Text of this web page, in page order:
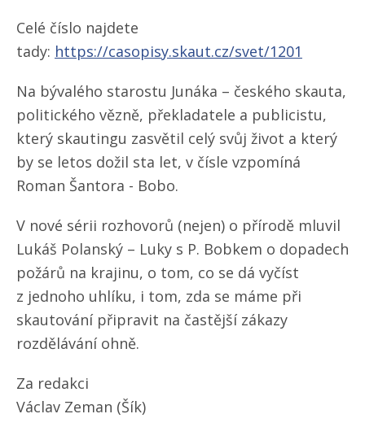
Celé číslo najdete
tady: https://casopisy.skaut.cz/​svet/​1201
Na bývalého starostu Junáka – českého skauta,
politického vězně, překladatele a publicistu,
který skautingu zasvětil celý svůj život a který
by se letos dožil sta let, v čísle vzpomíná
Roman Šantora - Bobo.
V nové sérii rozhovorů (nejen) o přírodě mluvil
Lukáš Polanský – Luky s P. Bobkem o dopadech
požárů na krajinu, o tom, co se dá vyčíst
z jednoho uhlíku, i tom, zda se máme při
skautování připravit na častější zákazy
rozdělávání ohně.
Za redakci
Václav Zeman (Šík)